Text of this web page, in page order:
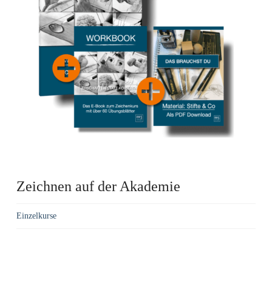
Zeichnen auf der Akademie
Einzelkurse